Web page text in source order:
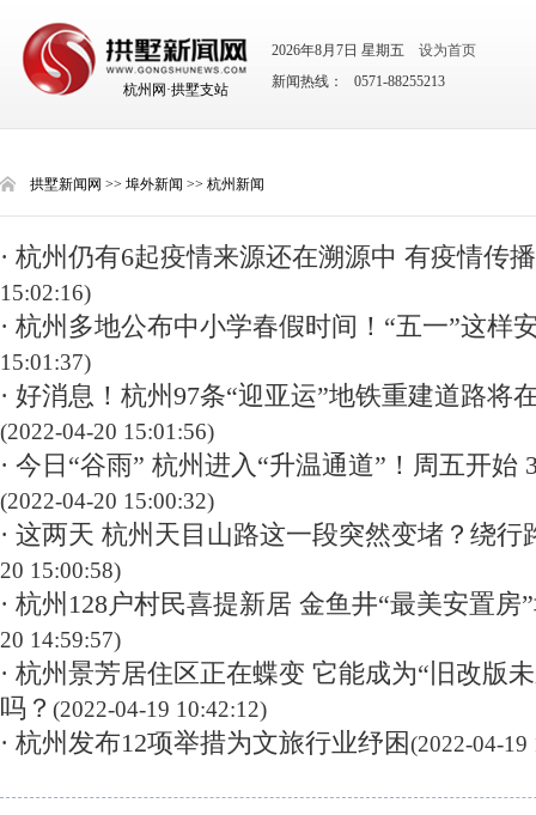
杭州网·拱墅支站
2026年8月7日 星期五
设为首页
新闻热线： 0571-88255213
拱墅新闻网 >> 埠外新闻 >> 杭州新闻
· 杭州仍有6起疫情来源还在溯源中 有疫情传
15:02:16)
· 杭州多地公布中小学春假时间！“五一”这样
15:01:37)
· 好消息！杭州97条“迎亚运”地铁重建道路将
(2022-04-20 15:01:56)
· 今日“谷雨” 杭州进入“升温通道”！周五开始
(2022-04-20 15:00:32)
· 这两天 杭州天目山路这一段突然变堵？绕行
20 15:00:58)
· 杭州128户村民喜提新居 金鱼井“最美安置房
20 14:59:57)
· 杭州景芳居住区正在蝶变 它能成为“旧改版
吗？ (2022-04-19 10:42:12)
· 杭州发布12项举措为文旅行业纾困(2022-04-19